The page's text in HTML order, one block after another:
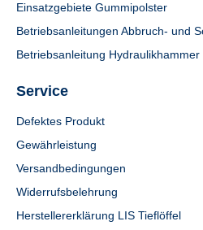
Einsatzgebiete Gummipolster
Betriebsanleitungen Abbruch- und
Betriebsanleitung Hydraulikhammer
Service
Defektes Produkt
Gewährleistung
Versandbedingungen
Widerrufsbelehrung
Herstellererklärung LIS Tieflöffel